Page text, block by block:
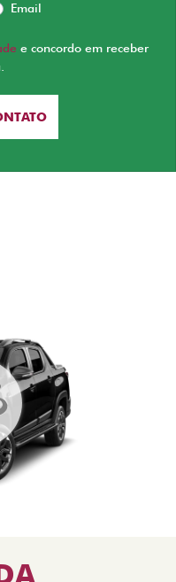
Email
e concordo em receber